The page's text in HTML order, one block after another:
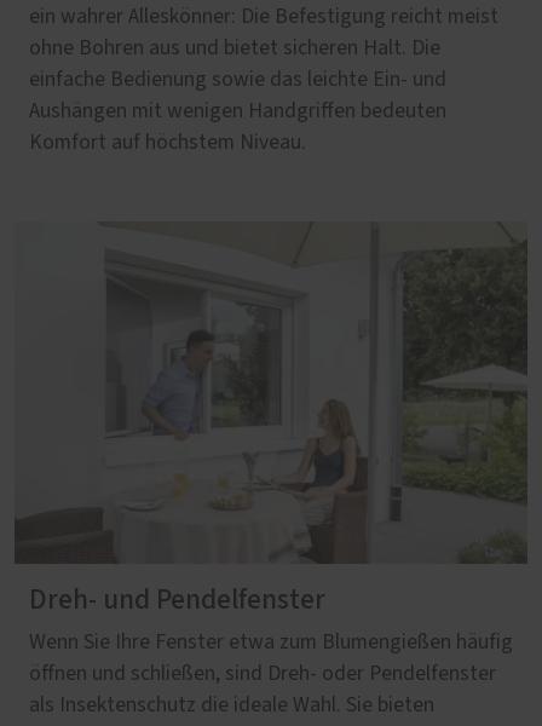
ein wahrer Alleskönner: Die Befestigung reicht meist
ohne Bohren aus und bietet sicheren Halt. Die
einfache Bedienung sowie das leichte Ein- und
Aushängen mit wenigen Handgriffen bedeuten
Komfort auf höchstem Niveau.
Dreh- und Pendelfenster
Wenn Sie Ihre Fenster etwa zum Blumengießen häufig
öffnen und schließen, sind Dreh- oder Pendelfenster
als Insektenschutz die ideale Wahl. Sie bieten